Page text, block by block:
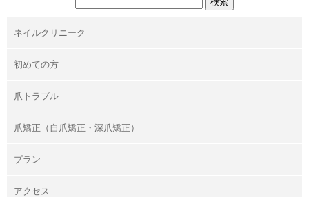
ネイルクリニーク
初めての方
爪トラブル
爪矯正（自爪矯正・深爪矯正）
プラン
アクセス